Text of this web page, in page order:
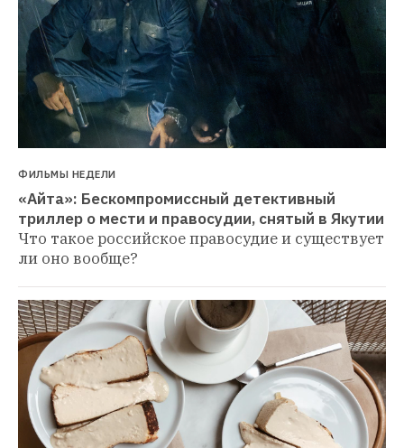
ФИЛЬМЫ НЕДЕЛИ
«Айта»: Бескомпромиссный детективный
триллер о мести и правосудии, снятый в Якутии
Что такое российское правосудие и существует
ли оно вообще?